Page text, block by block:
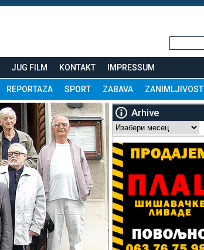
JUG FILM KONTAKT IMPRESSUM
REPORTAZA SPORT ZABAVA ZANIMLJIVOSTI
Arhive
Arhive